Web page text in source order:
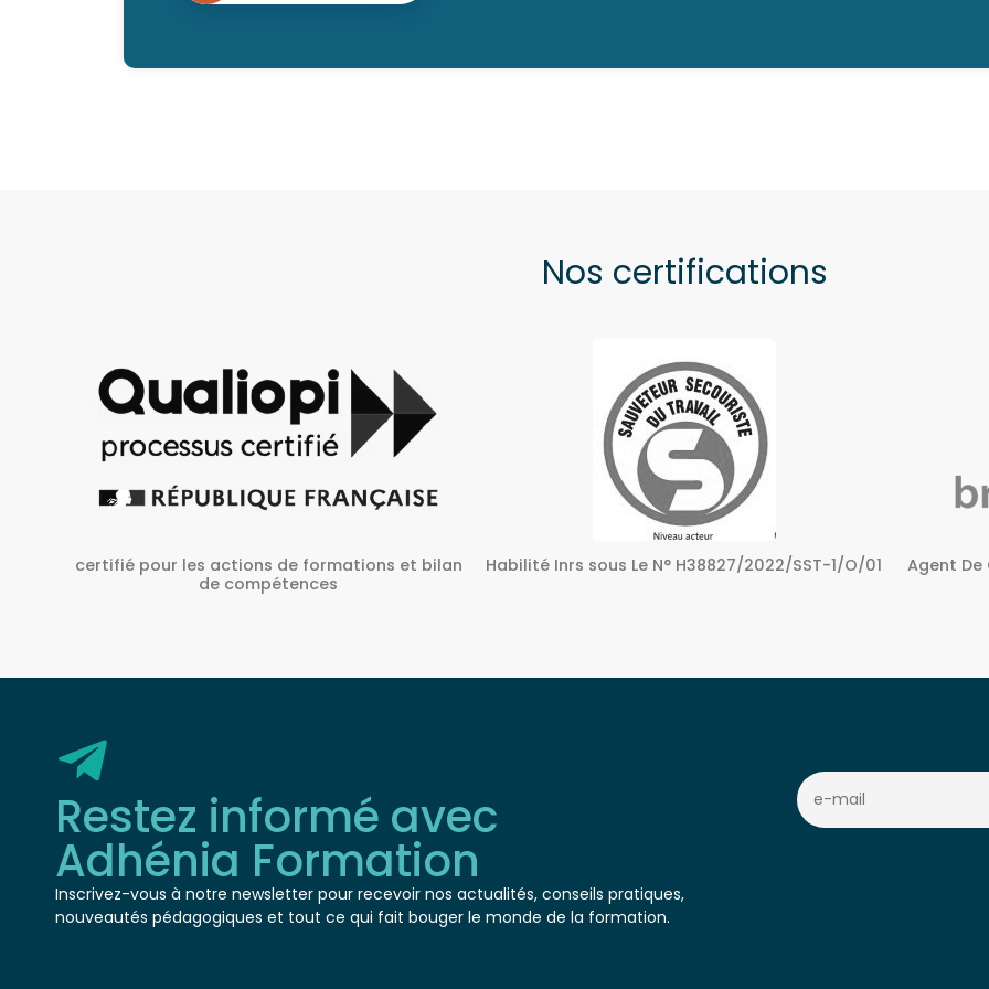
Nos certifications
Habilité Inrs sous Le N° H38827/2022/SST-1/O/01 Agent De Certification sous Le N° 72240158724 Centre
Restez informé avec
Adhénia Formation
Inscrivez-vous à notre newsletter pour recevoir nos actualités, conseils pratiques,
nouveautés pédagogiques et tout ce qui fait bouger le monde de la formation.